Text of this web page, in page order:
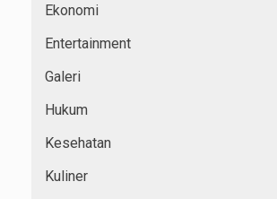
Ekonomi
Entertainment
Galeri
Hukum
Kesehatan
Kuliner